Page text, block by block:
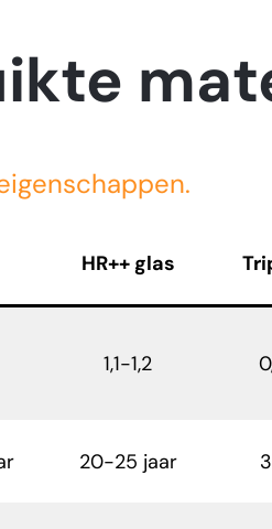
HR++ glas
1,1-1,2
20-25 jaar